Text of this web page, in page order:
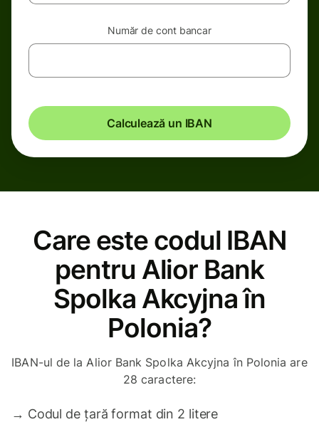
Număr de cont bancar
Calculează un IBAN
Care este codul IBAN
pentru Alior Bank
Spolka Akcyjna în
Polonia?
IBAN-ul de la Alior Bank Spolka Akcyjna în Polonia are
28 caractere:
→ Codul de țară format din 2 litere